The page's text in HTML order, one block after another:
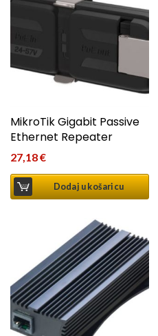
MikroTik Gigabit Passive
Ethernet Repeater
27,18€
Dodaj u košaricu